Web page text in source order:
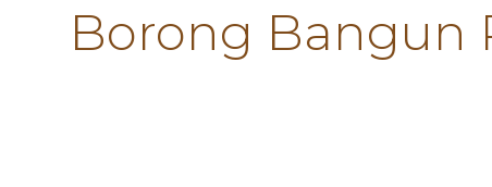
Borong Bangun